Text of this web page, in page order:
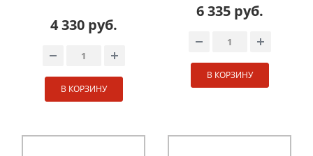
4 330 руб.
В КОРЗИНУ
6 335 руб.
В КОРЗИНУ